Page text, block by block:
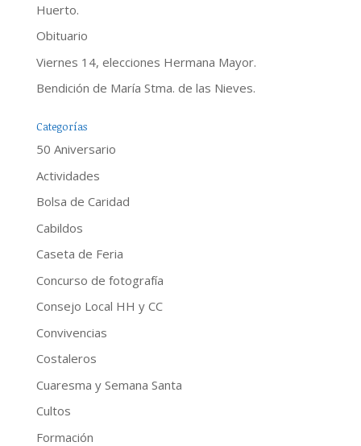
Huerto.
Obituario
Viernes 14, elecciones Hermana Mayor.
Bendición de María Stma. de las Nieves.
Categorías
50 Aniversario
Actividades
Bolsa de Caridad
Cabildos
Caseta de Feria
Concurso de fotografía
Consejo Local HH y CC
Convivencias
Costaleros
Cuaresma y Semana Santa
Cultos
Formación